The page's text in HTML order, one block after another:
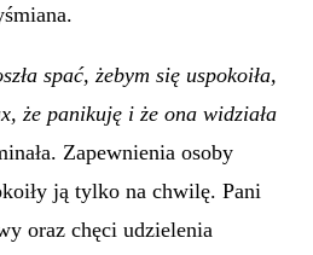
spać, żebym się uspokoiła,
że panikuję i że ona widziała
Zapewnienia osoby
ją tylko na chwilę. Pani
oraz chęci udzielenia